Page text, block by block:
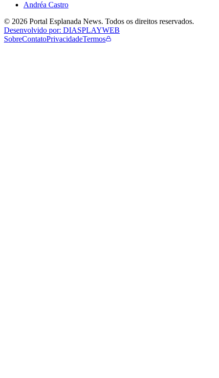
Andréa Castro
© 2026 Portal Esplanada News. Todos os direitos reservados.
Desenvolvido por: DIASPLAYWEB
SobreContatoPrivacidadeTermos